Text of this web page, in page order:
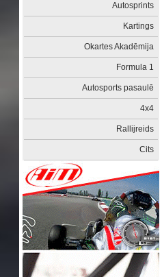
Autosprints
Kartings
Okartes Akadēmija
Formula 1
Autosports pasaulē
4x4
Rallijreids
Cits